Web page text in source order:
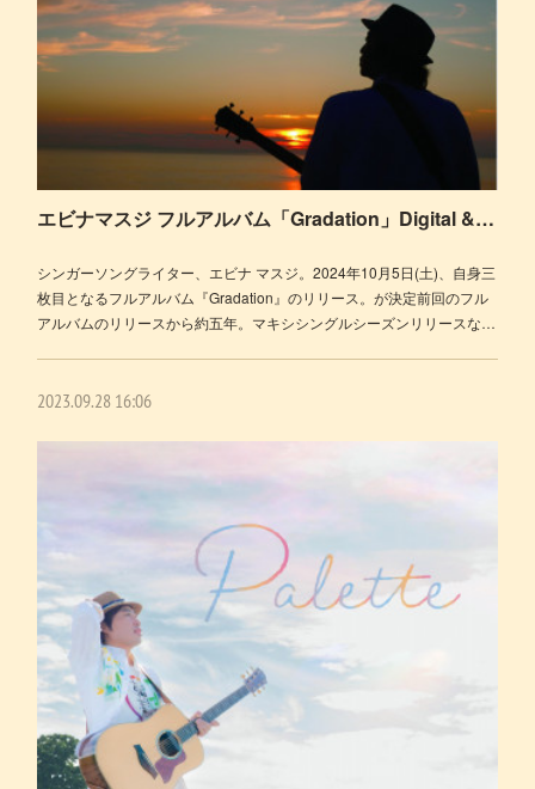
エビナマスジ フルアルバム「Gradation」Digital & CD Release!!
シンガーソングライター、エビナ マスジ。2024年10月5日(土)、自身三
枚目となるフルアルバム『Gradation』のリリース。が決定前回のフル
アルバムのリリースから約五年。マキシシングルシーズンリリースな…
2023.09.28 16:06